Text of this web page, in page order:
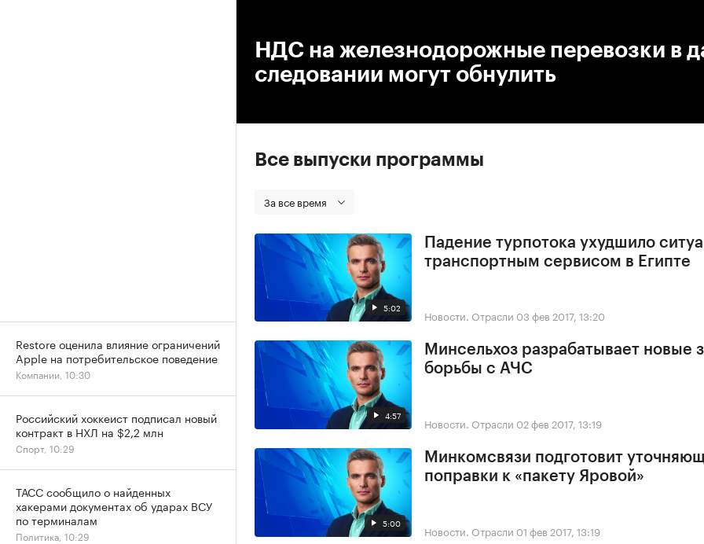
НДС на железнодорожные перевозки в
следовании могут обнулить
Все выпуски программы
За все время
5:02
Падение турпотока ухудшило
транспортным сервисом в Египте
Новости. Отрасли 03 фев 2017, 13:20
4:57
Минсельхоз разрабатывает новые
борьбы с АЧС
Новости. Отрасли 02 фев 2017, 13:19
5:00
Минкомсвязи подготовит
поправки к «пакету Яровой»
Новости. Отрасли 01 фев 2017, 13:19
Restore оценила влияние ограничений
Apple на потребительское поведение
Компании, 10:30
Российский хоккеист подписал новый
контракт в НХЛ на $2,2 млн
Спорт, 10:29
ТАСС сообщило о найденных
хакерами документах об ударах ВСУ
по терминалам
Политика, 10:29